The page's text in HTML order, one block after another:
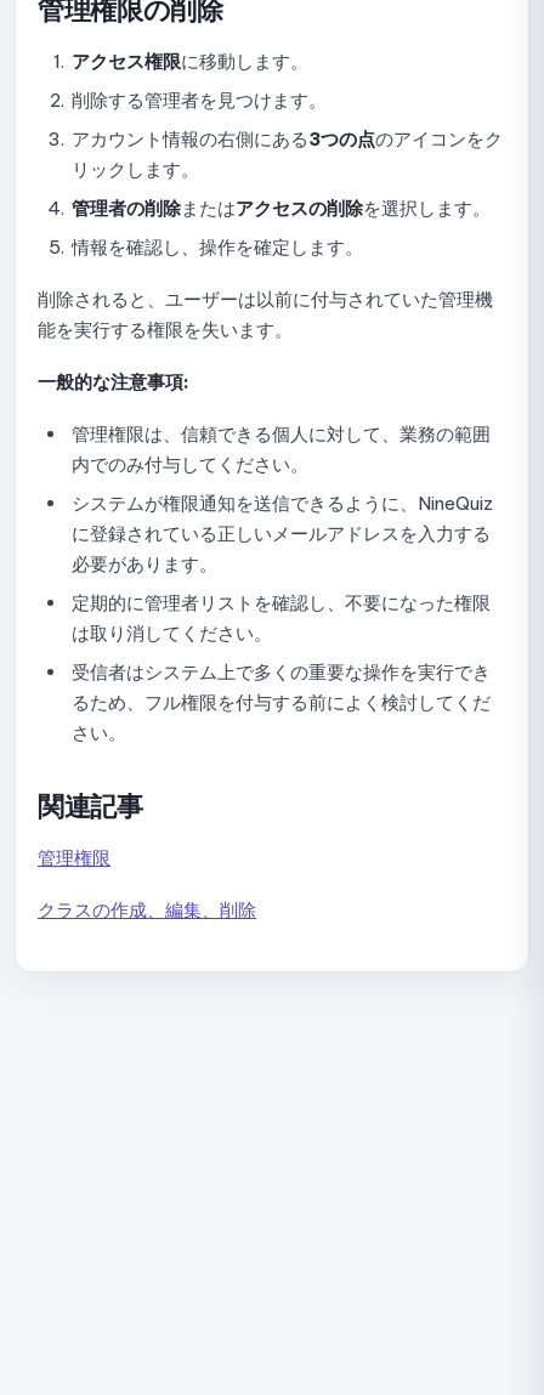
NineQuizでのQuick Quizの作成と設定ガイド
Quick Quizの結果表示設定ガイド
Quick Quiz での問題のシャッフル設定ガイド
Quick Quizの報酬設定ガイド
Quick Quizの問題を手動で作成するためのガイド
AIでQuick Quizの問題を作成するガイド
ファイルを使用して Quick Quiz に問題をインポートするガ
クイッククイズ（Quick Quiz）用にライブラリから問題を
Quick Quizでサポートされている問題タイプ
Quick Quiz統計の確認ガイド
Quick Quizのコピー方法
クイッククイズを削除する方法
問題集
ライブラリに問題を追加する方法
ライブラリ内の問題を編集または削除するためのガイド
管理権限の削除
アクセス権限に移動します。
削除する管理者を見つけます。
アカウント情報の右側にある3つの点のアイコンをク
リックします。
管理者の削除またはアクセスの削除を選択します。
情報を確認し、操作を確定します。
削除されると、ユーザーは以前に付与されていた管理機
能を実行する権限を失います。
一般的な注意事項:
管理権限は、信頼できる個人に対して、業務の範囲
内でのみ付与してください。
システムが権限通知を送信できるように、NineQuiz
に登録されている正しいメールアドレスを入力する
必要があります。
定期的に管理者リストを確認し、不要になった権限
は取り消してください。
受信者はシステム上で多くの重要な操作を実行でき
るため、フル権限を付与する前によく検討してくだ
さい。
関連記事
管理権限
クラスの作成、編集、削除